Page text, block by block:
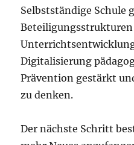
Selbstständige Schule
Beteiligungsstrukturen
Digitalisierung
Prävention gestärkt
zu denken.
Der nächste Schritt